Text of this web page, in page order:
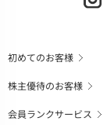
初めてのお客様
株主優待のお客様
会員ランクサービス